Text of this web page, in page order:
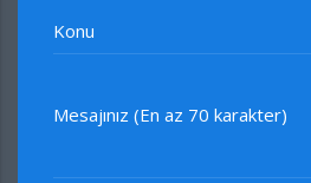
Konu
Mesajınız (En az 70 karakter)